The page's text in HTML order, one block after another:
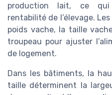
production lait, ce
rentabilité de l’élevage.
poids vache, la taille
troupeau pour ajuster
de logement.
Dans les bâtiments, la
taille déterminent la